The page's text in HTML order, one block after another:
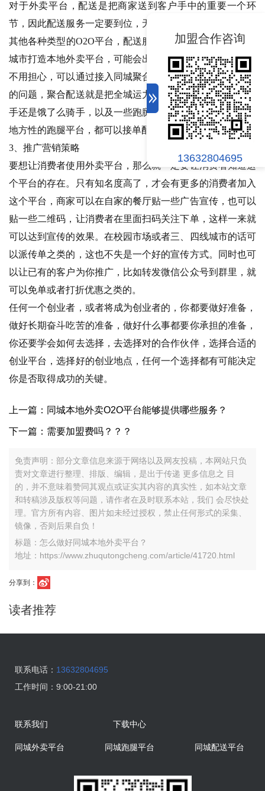
加盟合作咨询
13632804695
对于外卖平台，配送是把商家送到客户手中的重要一个环
节，因此配送服务一定要到位，无论是本地外卖平台，还是
其他各种类型的O2O平台，配送服务都是很重要的。在中小
城市打造本地外卖平台，可能会出现运力不足的问题，不过
不用担心，可以通过接入同城聚合配送系统，解决运力不足
的问题，聚合配送就是把全城运力集中起来，无论是美团骑
手还是饿了么骑手，以及一些跑腿代送平台的骑手，甚至是
地方性的跑腿平台，都可以接单配送。
3、推广营销策略
要想让消费者使用外卖平台，那么就一定要让消费者知道这
个平台的存在。只有知名度高了，才会有更多的消费者加入
这个平台，商家可以在自家的餐厅贴一些广告宣传，也可以
贴一些二维码，让消费者在里面扫码关注下单，这样一来就
可以达到宣传的效果。在校园市场或者三、四线城市的话可
以派传单之类的，这也不失是一个好的宣传方式。同时也可
以让已有的客户为你推广，比如转发微信公众号到群里，就
可以免单或者打折优惠之类的。
任何一个创业者，或者将成为创业者的，你都要做好准备，
做好长期奋斗吃苦的准备，做好什么事都要你承担的准备，
你还要学会如何去选择，去选择对的合作伙伴，选择合适的
创业平台，选择好的创业地点，任何一个选择都有可能决定
你是否取得成功的关键。
上一篇：同城本地外卖O2O平台能够提供哪些服务？
下一篇：需要加盟费吗？？？
免责声明：部分文章信息来源于网络以及网友投稿，本网站只负
责对文章进行整理、排版、编辑，是出于传递 更多信息之 目
的，并不意味着赞同其观点或证实其内容的真实性，如本站文章
和转稿涉及版权等问题，请作者在及时联系本站，我们 会尽快处
理。官方所有内容、图片如未经过授权，禁止任何形式的采集、
镜像，否则后果自负！
标题：怎么做好同城本地外卖平台？
地址：https://www.zhuqutongcheng.com/article/41720.html
分享到：
读者推荐
联系电话： 13632804695
工作时间： 9:00-21:00
联系我们 下载中心
同城外卖平台 同城跑腿平台 同城配送平台